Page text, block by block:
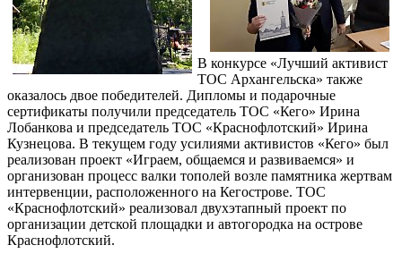
В конкурсе «Лучший активист
ТОС Архангельска» также
оказалось двое победителей. Дипломы и подарочные
сертификаты получили председатель ТОС «Кего» Ирина
Лобанкова и председатель ТОС «Краснофлотский» Ирина
Кузнецова. В текущем году усилиями активистов «Кего» был
реализован проект «Играем, общаемся и развиваемся» и
организован процесс валки тополей возле памятника жертвам
интервенции, расположенного на Кегострове. ТОС
«Краснофлотский» реализовал двухэтапный проект по
организации детской площадки и автогородка на острове
Краснофлотский.